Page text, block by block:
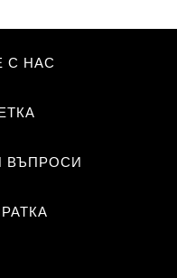
С НАС
ВЪПРОСИ